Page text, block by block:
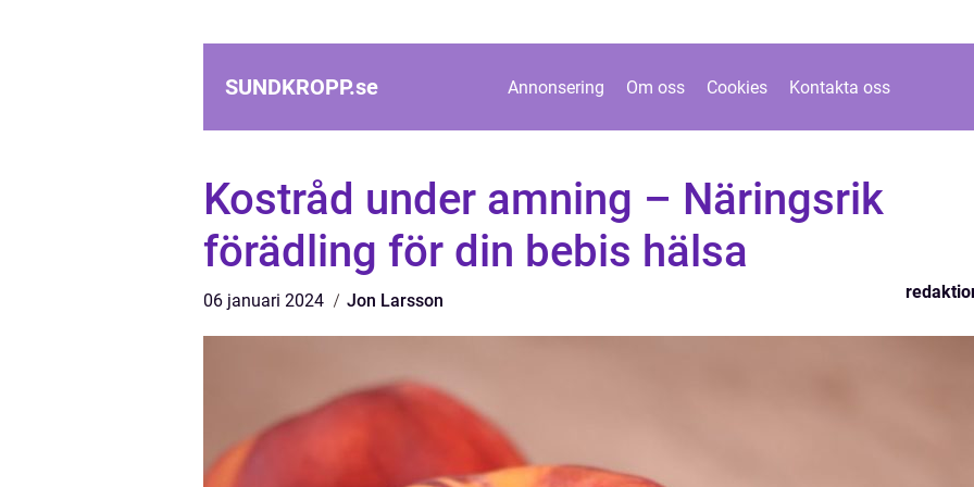
SUNDKROPP.se Annonsering Om oss Cookies Kontakta oss
Kostråd under amning – Näringsrik
förädling för din bebis hälsa
06 januari 2024 Jon Larsson